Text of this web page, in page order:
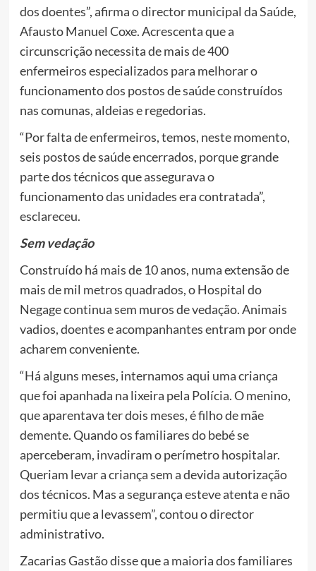
dos doentes”, afirma o director municipal da Saúde,
Afausto Manuel Coxe. Acrescenta que a
circunscrição necessita de mais de 400
enfermeiros especializados para melhorar o
funcionamento dos postos de saúde construídos
nas comunas, aldeias e regedorias.
“Por falta de enfermeiros, temos, neste momento,
seis postos de saúde encerrados, porque grande
parte dos técnicos que assegurava o
funcionamento das unidades era contratada”,
esclareceu.
Sem vedação
Construído há mais de 10 anos, numa extensão de
mais de mil metros quadrados, o Hospital do
Negage continua sem muros de vedação. Animais
vadios, doentes e acompanhantes entram por onde
acharem conveniente.
“Há alguns meses, internamos aqui uma criança
que foi apanhada na lixeira pela Polícia. O menino,
que aparentava ter dois meses, é filho de mãe
demente. Quando os familiares do bebé se
aperceberam, invadiram o perímetro hospitalar.
Queriam levar a criança sem a devida autorização
dos técnicos. Mas a segurança esteve atenta e não
permitiu que a levassem”, contou o director
administrativo.
Zacarias Gastão disse que a maioria dos familiares